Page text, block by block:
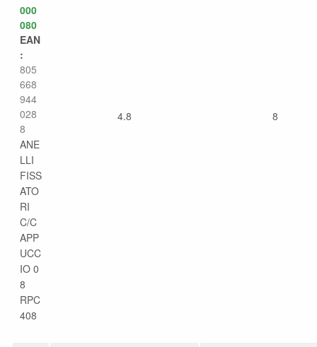
000
080
EAN
:
805
668
944
028
8
ANE
LLI
FISS
ATO
RI
C/C
APP
UCC
IO 0
8
RPC
408
4.8 8